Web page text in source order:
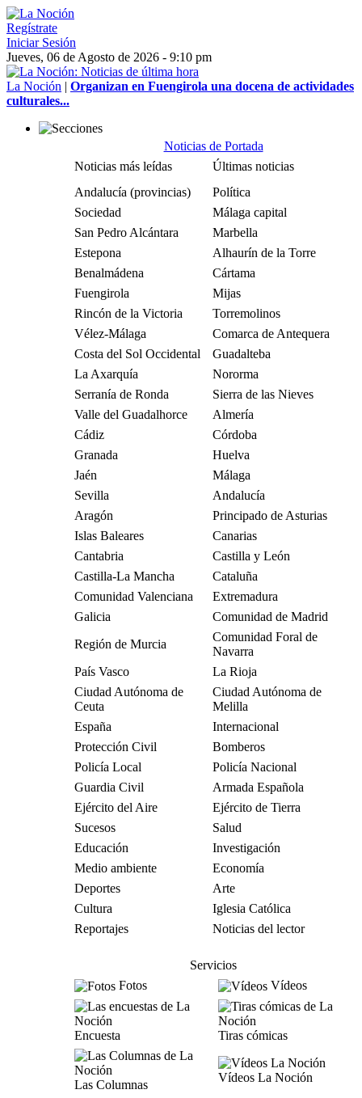
Regístrate
Iniciar Sesión
Jueves, 06 de Agosto de 2026 - 9:10 pm
La Noción | Organizan en Fuengirola una docena de actividades
culturales...
Noticias de Portada
Noticias más leídas
Últimas noticias
Andalucía (provincias)
Política
Sociedad
Málaga capital
San Pedro Alcántara
Marbella
Estepona
Alhaurín de la Torre
Benalmádena
Cártama
Fuengirola
Mijas
Rincón de la Victoria
Torremolinos
Vélez-Málaga
Comarca de Antequera
Costa del Sol Occidental
Guadalteba
La Axarquía
Nororma
Serranía de Ronda
Sierra de las Nieves
Valle del Guadalhorce
Almería
Cádiz
Córdoba
Granada
Huelva
Jaén
Málaga
Sevilla
Andalucía
Aragón
Principado de Asturias
Islas Baleares
Canarias
Cantabria
Castilla y León
Castilla-La Mancha
Cataluña
Comunidad Valenciana
Extremadura
Galicia
Comunidad de Madrid
Región de Murcia
Comunidad Foral de
Navarra
País Vasco
La Rioja
Ciudad Autónoma de
Ceuta
Ciudad Autónoma de
Melilla
España
Internacional
Protección Civil
Bomberos
Policía Local
Policía Nacional
Guardia Civil
Armada Española
Ejército del Aire
Ejército de Tierra
Sucesos
Salud
Educación
Investigación
Medio ambiente
Economía
Deportes
Arte
Cultura
Iglesia Católica
Reportajes
Noticias del lector
Servicios
Fotos
Vídeos
Encuesta Tiras cómicas
Las Columnas
Vídeos La Noción